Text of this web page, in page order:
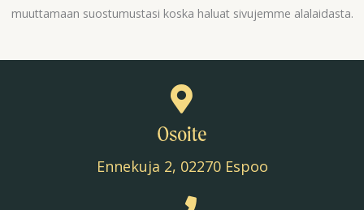
muuttamaan suostumustasi koska haluat sivujemme alalaidasta.
Osoite
Ennekuja 2, 02270 Espoo